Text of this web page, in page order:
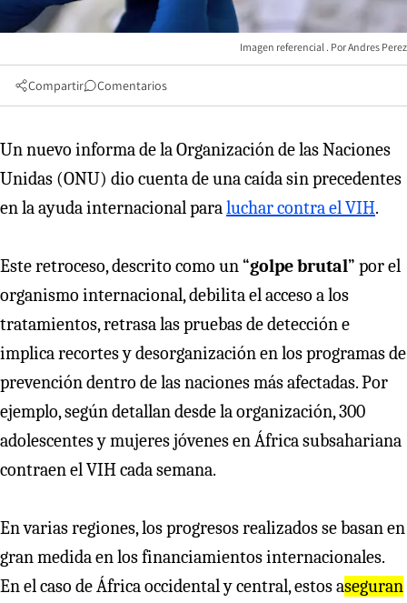
Imagen referencial Andres Perez
Compartir Comentarios
Un nuevo informa de la Organización de las Naciones
Unidas (ONU) dio cuenta de una caída sin precedentes
en la ayuda internacional paraluchar contra el VIH.
Este retroceso, descrito como un “golpe brutal” por el
organismo internacional, debilita el acceso a los
tratamientos, retrasa las pruebas de detección e
implica recortes y desorganización en los programas de
prevención dentro de las naciones más afectadas. Por
ejemplo, según detallan desde la organización, 300
adolescentes y mujeres jóvenes en África subsahariana
contraen el VIH cada semana.
En varias regiones, los progresos realizados se basan en
gran medida en los financiamientos internacionales.
En el caso de África occidental y central, estos aseguran